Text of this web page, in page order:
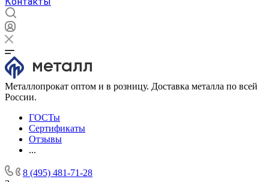
Металлопрокат оптом и в розницу. Доставка металла по всей
России.
ГОСТы
Сертификаты
Отзывы
...
8 (495) 481-71-28